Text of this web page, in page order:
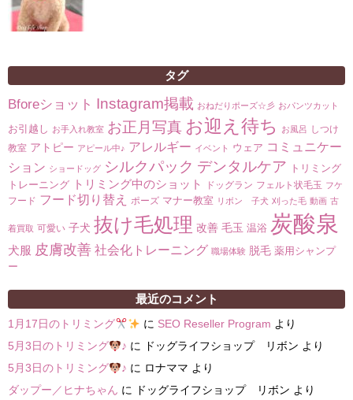
タグ
Bforeショット Instagram掲載 おねだりポーズ☆彡 おパンツカット
お引越し お手入れ教室 お正月写真 お迎え待ち お風呂 しつけ
教室 アトピー アピール中♪ アレルギー イベント ウェア コミュニケー
ション ショードッグ シルクパック デンタルケア
トリミング
トレーニング
トリミング中のショット ドッグラン フェルト状毛玉 フケ
フード フード切り替え ポーズ マナー教室 リボン 子犬 刈った毛 動画 古
着買取 可愛い 子犬 抜け毛処理 改善 毛玉 温浴 炭酸泉
犬服 皮膚改善 社会化トレーニング 職場体験 脱毛 薬用シャンプ
ー
最近のコメント
1月17日のトリミング に SEO Reseller Program より
5月3日のトリミング
♪ に ドッグライフショップ リボン より
5月3日のトリミング
♪ に ロナママ より
ダップー／ヒナちゃん に ドッグライフショップ リボン より